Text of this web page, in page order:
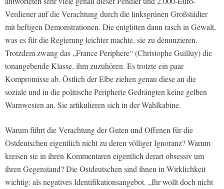
Verdiener auf die Verachtung durch die linksgrünen Großstädter
mit heftigen Demonstrationen. Die entglitten dann rasch in Gewalt,
was es für die Regierung leichter machte, sie zu denunzieren.
Trotzdem zwang das „France Periphere“ (Christophe Guilluy) die
tonangebende Klasse, ihm zuzuhören. Es trotzte ein paar
Kompromisse ab. Östlich der Elbe ziehen genau diese an die
soziale und in die politische Peripherie Gedrängten keine gelben
Warnwesten an. Sie artikulieren sich in der Wahlkabine.
Warum führt die Verachtung der Guten und Offenen für die
Ostdeutschen eigentlich nicht zu deren völliger Ignoranz? Warum
kreisen sie in ihren Kommentaren eigentlich derart obsessiv um
ihren Gegenstand? Die Ostdeutschen sind ihnen in Wirklichkeit
wichtig: als negatives Identifikationsangebot. „Ihr wollt doch nicht